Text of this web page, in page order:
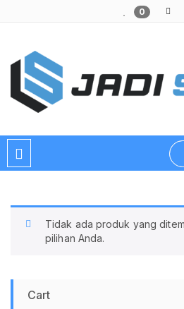
0
Tidak ada produk yang
pilihan Anda.
Cart